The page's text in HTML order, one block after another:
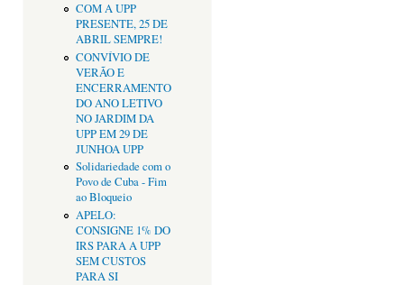
COM A UPP
PRESENTE, 25 DE
ABRIL SEMPRE!
CONVÍVIO DE
VERÃO E
ENCERRAMENTO
DO ANO LETIVO
NO JARDIM DA
UPP EM 29 DE
JUNHOA UPP
Solidariedade com o
Povo de Cuba - Fim
ao Bloqueio
APELO:
CONSIGNE 1% DO
IRS PARA A UPP
SEM CUSTOS
PARA SI